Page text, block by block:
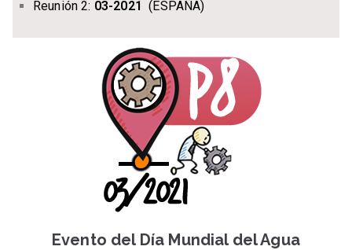
Reunión 2: 03-2021 (ESPAÑA)
Evento del Día Mundial del Agua